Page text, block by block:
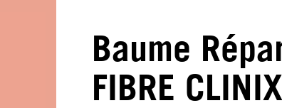
Baume
FIBRE CLINIX